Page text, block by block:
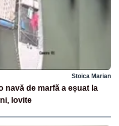
Stoica Marian
navă de marfă a eșuat la
lovite